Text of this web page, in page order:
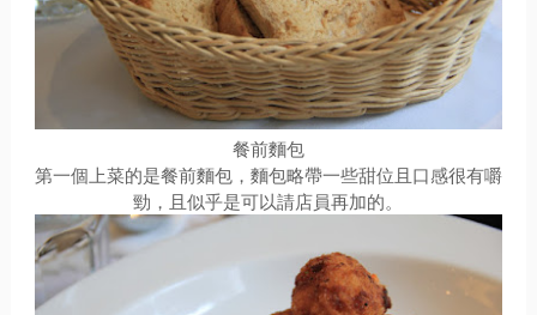
餐前麵包
第一個上菜的是餐前麵包，麵包略帶一些甜位且口感很有嚼
勁，且似乎是可以請店員再加的。